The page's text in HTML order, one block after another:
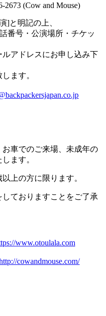
2673 (Cow and Mouse)
]と明記の上、
番号・公演場所・チケッ
アドレスにお申し込み下
ます。
車でのご来場、未成年の
ます。
上の方に限ります。
ておりますことをご了承
www.otoulala.com
cowandmouse.com/